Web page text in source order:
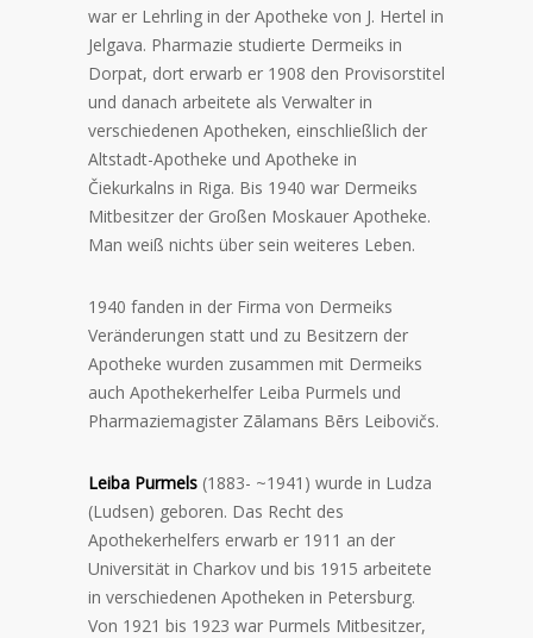
war er Lehrling in der Apotheke von J. Hertel in
Jelgava. Pharmazie studierte Dermeiks in
Dorpat, dort erwarb er 1908 den Provisorstitel
und danach arbeitete als Verwalter in
verschiedenen Apotheken, einschließlich der
Altstadt-Apotheke und Apotheke in
Čiekurkalns in Riga. Bis 1940 war Dermeiks
Mitbesitzer der Großen Moskauer Apotheke.
Man weiß nichts über sein weiteres Leben.
1940 fanden in der Firma von Dermeiks
Veränderungen statt und zu Besitzern der
Apotheke wurden zusammen mit Dermeiks
auch Apothekerhelfer Leiba Purmels und
Pharmaziemagister Zālamans Bērs Leibovičs.
Leiba Purmels (1883- ~1941) wurde in Ludza
(Ludsen) geboren. Das Recht des
Apothekerhelfers erwarb er 1911 an der
Universität in Charkov und bis 1915 arbeitete
in verschiedenen Apotheken in Petersburg.
Von 1921 bis 1923 war Purmels Mitbesitzer,